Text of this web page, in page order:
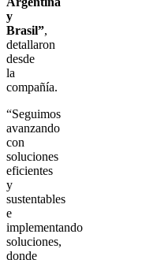
y
Brasil”,
detallaron
desde
la
compañía.
“Seguimos
avanzando
con
soluciones
eficientes
y
sustentables
e
implementando
soluciones,
donde